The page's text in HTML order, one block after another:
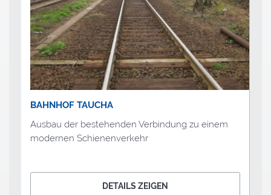
BAHNHOF TAUCHA
Ausbau der bestehenden Verbindung zu einem
modernen Schienenverkehr
DETAILS ZEIGEN